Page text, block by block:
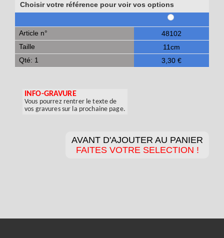
Choisir votre référence pour voir vos options
Article n°
48102
Taille
11cm
Qté: 1
3,30 €
INFO-GRAVURE
Vous pourrez rentrer le texte de
vos gravures sur la prochaine page.
AVANT D'AJOUTER AU PANIER
FAITES VOTRE SELECTION !